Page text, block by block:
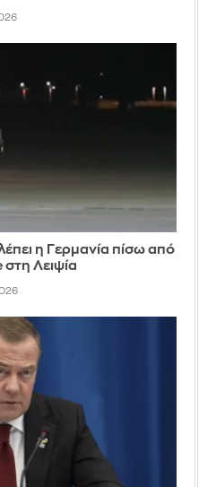
η Γερμανία πίσω από
Λειψία